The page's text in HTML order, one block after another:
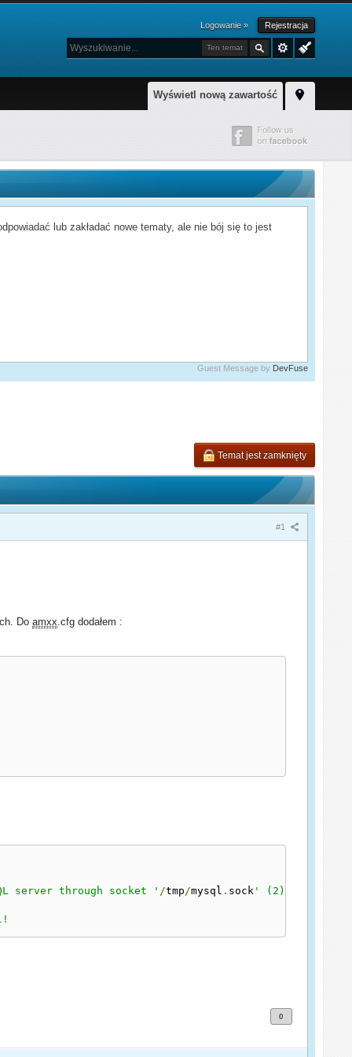
Logowanie » Rejestracja
Ten temat
Wyświetl nową zawartość
lub zakładać nowe tematy, ale nie bój się to jest
Guest Message by DevFuse
Temat jest zamknięty
#1
Doamxx .cfg dodałem :
server through socket ' /tmp /mysql . sock ' (2) (2002)
0